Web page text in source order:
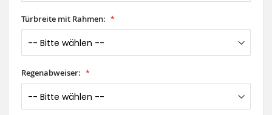
Türbreite mit Rahmen:
Regenabweiser: